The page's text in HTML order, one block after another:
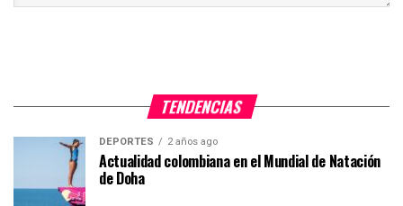
TENDENCIAS
DEPORTES 2 años ago
Actualidad colombiana en el Mundial de Natación
de Doha